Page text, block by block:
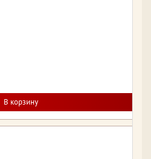
В корзину